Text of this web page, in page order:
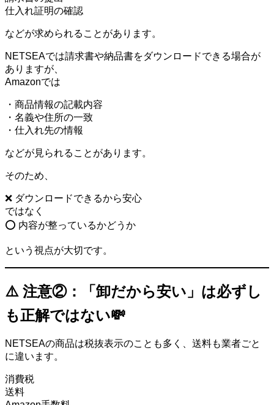
仕入れ証明の確認
などが求められることがあります。
NETSEAでは請求書や納品書をダウンロードできる場合が
ありますが、
Amazonでは
・商品情報の記載内容
・名義や住所の一致
・仕入れ先の情報
などが見られることがあります。
そのため、
❌ ダウンロードできるから安心
ではなく
⭕ 内容が整っているかどうか
という視点が大切です。
⚠️ 注意②：「卸だから安い」は必ずし
も正解ではない💸
NETSEAの商品は税抜表示のことも多く、送料も業者ごと
に違います。
消費税
送料